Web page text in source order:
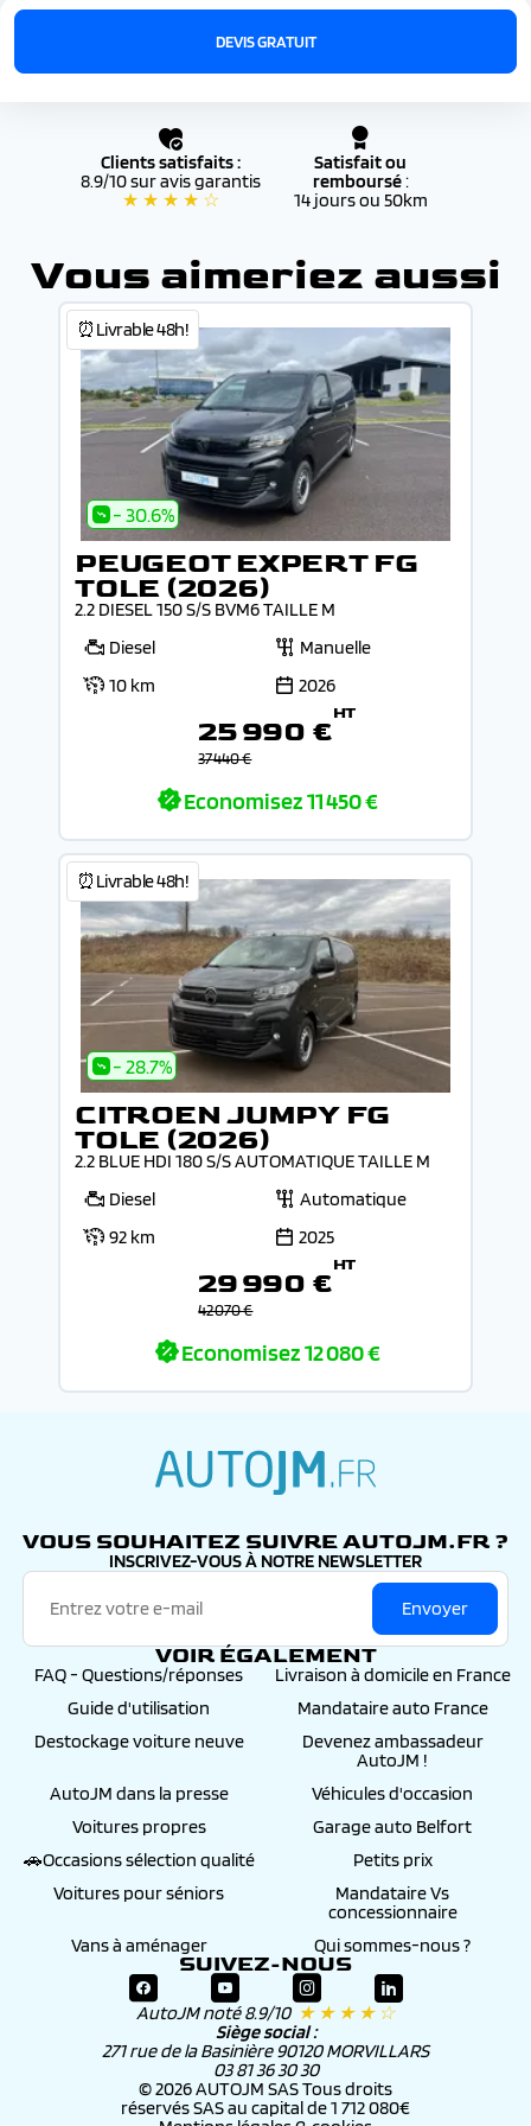
conseillers, de la commande jusqu’à l’immatriculation
DEVIS GRATUIT
Clients satisfaits :
8.9/10 sur avis garantis
★ ★ ★ ★ ☆
Satisfait ou
remboursé:
14 jours ou 50km
Vous aimeriez aussi
⏰Livrable 48h!
- 30.6%
PEUGEOT EXPERT FG
TOLE (2026)
2.2 DIESEL 150 S/S BVM6 TAILLE M
Diesel
Manuelle
10 km
2026
25 990 €
HT
37 440 €
Economisez11 450 €
⏰Livrable 48h!
- 28.7%
CITROEN JUMPY FG
TOLE (2026)
2.2 BLUE HDI 180 S/S AUTOMATIQUE TAILLE M
Diesel
Automatique
92 km
2025
29 990 €
HT
42 070 €
Economisez12 080 €
VOUS SOUHAITEZ SUIVRE AUTOJM.FR ?
INSCRIVEZ-VOUS À NOTRE NEWSLETTER
Envoyer
VOIR ÉGALEMENT
FAQ - Questions/réponses
Livraison à domicile en France
Guide d'utilisation
Mandataire auto France
Destockage voiture neuve
Devenez ambassadeur
AutoJM !
AutoJM dans la presse
Véhicules d'occasion
Voitures propres
Garage auto Belfort
🚗Occasions sélection qualité
Petits prix
Voitures pour séniors
Mandataire Vs
concessionnaire
Vans à aménager
Qui sommes-nous ?
SUIVEZ-NOUS
AutoJM noté 8.9/10 ★ ★ ★ ★ ☆
Siège social :
271 rue de la Basinière 90120 MORVILLARS
03 81 36 30 30
© 2026 AUTOJM SAS Tous droits
réservés SAS au capital de 1 712 080€